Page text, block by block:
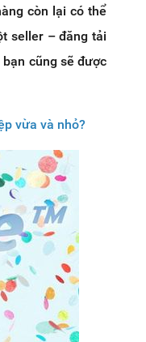
còn lại có thể
seller – đăng tải
cũng sẽ được
vừa và nhỏ?